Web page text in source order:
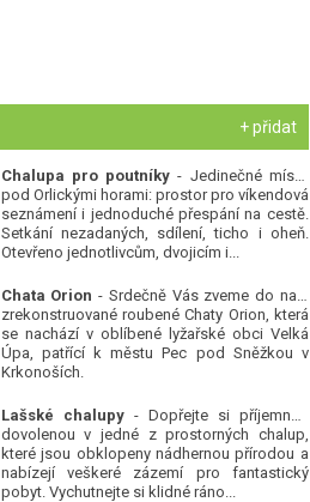
+ přidat
Chalupa pro poutníky - Jedinečné místo
pod Orlickými horami: prostor pro víkendová
seznámení i jednoduché přespání na cestě.
Setkání nezadaných, sdílení, ticho i oheň.
Otevřeno jednotlivcům, dvojicím i...
Chata Orion - Srdečně Vás zveme do naší
zrekonstruované roubené Chaty Orion, která
se nachází v oblíbené lyžařské obci Velká
Úpa, patřící k městu Pec pod Sněžkou v
Krkonoších.
Lašské chalupy- Dopřejte si příjemnou
dovolenou v jedné z prostorných chalup,
které jsou obklopeny nádhernou přírodou a
nabízejí veškeré zázemí pro fantastický
pobyt. Vychutnejte si klidné ráno...